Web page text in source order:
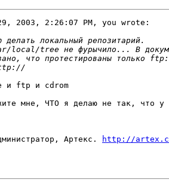
2003, 2:26:07 PM, you wrote:
что протестированы только
и ftp и cdrom
мне, ЧТО я делаю не так, что у
Артекс.
http://